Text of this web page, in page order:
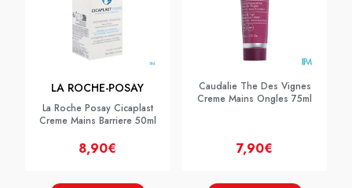
LA ROCHE-POSAY
La Roche Posay Cicaplast
Creme Mains Barriere 50ml
8,90€
Caudalie The Des Vignes
Creme Mains Ongles 75ml
7,90€